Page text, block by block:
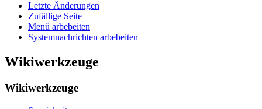
Letzte Änderungen
Zufällige Seite
Menü arbebeiten
Systemnachrichten arbebeiten
Wikiwerkzeuge
Wikiwerkzeuge